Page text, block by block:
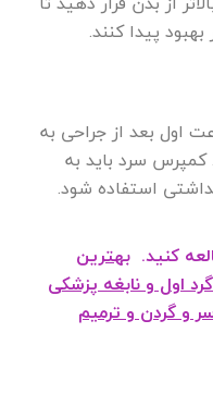
پیدا کنند.
از کمپرس سرد در ۴۸ ساعت اول بعد از جراحی به
سرد باید به
استفاده شود.
کنید. بهترین
اول و نابغه پزشکی
و گردن و ترمیم